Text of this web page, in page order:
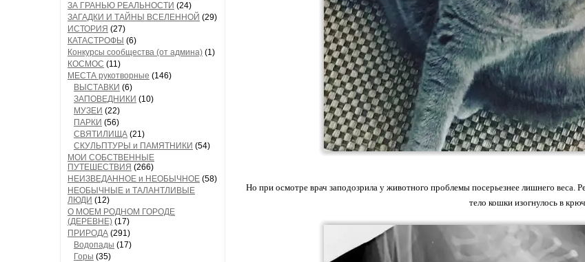
ЗА ГРАНЬЮ РЕАЛЬНОСТИ (24)
ЗАГАДКИ И ТАЙНЫ ВСЕЛЕННОЙ (29)
ИСТОРИЯ (27)
КАТАСТРОФЫ (6)
Конкурсы сообщества (от админа) (1)
КОСМОС (11)
МЕСТА рукотворные (146)
ВЫСТАВКИ (6)
ЗАПОВЕДНИКИ (10)
МУЗЕИ (22)
ПАРКИ (56)
СВЯТИЛИЩА (21)
СКУЛЬПТУРЫ и ПАМЯТНИКИ (54)
МОИ СОБСТВЕННЫЕ
ПУТЕШЕСТВИЯ (266)
НЕИЗВЕДАННОЕ и НЕОБЫЧНОЕ (58)
НЕОБЫЧНЫЕ и ТАЛАНТЛИВЫЕ
ЛЮДИ (12)
О МОЕМ РОДНОМ ГОРОДЕ
(ДЕРЕВНЕ) (17)
ПРИРОДА (291)
Водопады (17)
Горы (35)
Но при осмотре врач заподозрила у животного проблемы посерьезнее лишнего веса.
тело кошки изогнулось в